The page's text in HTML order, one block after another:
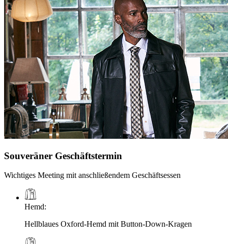
Souveräner Geschäftstermin
Wichtiges Meeting mit anschließendem Geschäftsessen
Hemd:
Hellblaues Oxford-Hemd mit Button-Down-Kragen